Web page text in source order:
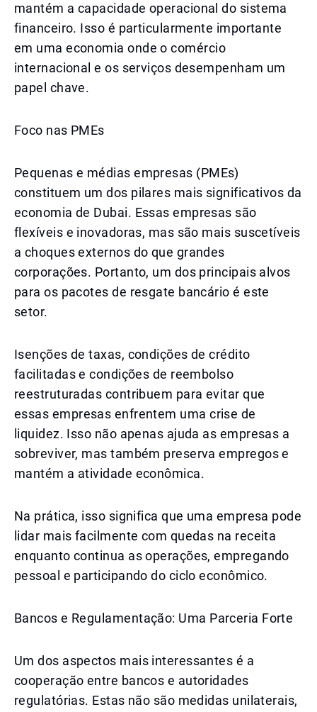
mantém a capacidade operacional do sistema
financeiro. Isso é particularmente importante
em uma economia onde o comércio
internacional e os serviços desempenham um
papel chave.
Foco nas PMEs
Pequenas e médias empresas (PMEs)
constituem um dos pilares mais significativos da
economia de Dubai. Essas empresas são
flexíveis e inovadoras, mas são mais suscetíveis
a choques externos do que grandes
corporações. Portanto, um dos principais alvos
para os pacotes de resgate bancário é este
setor.
Isenções de taxas, condições de crédito
facilitadas e condições de reembolso
reestruturadas contribuem para evitar que
essas empresas enfrentem uma crise de
liquidez. Isso não apenas ajuda as empresas a
sobreviver, mas também preserva empregos e
mantém a atividade econômica.
Na prática, isso significa que uma empresa pode
lidar mais facilmente com quedas na receita
enquanto continua as operações, empregando
pessoal e participando do ciclo econômico.
Bancos e Regulamentação: Uma Parceria Forte
Um dos aspectos mais interessantes é a
cooperação entre bancos e autoridades
regulatórias. Estas não são medidas unilaterais,